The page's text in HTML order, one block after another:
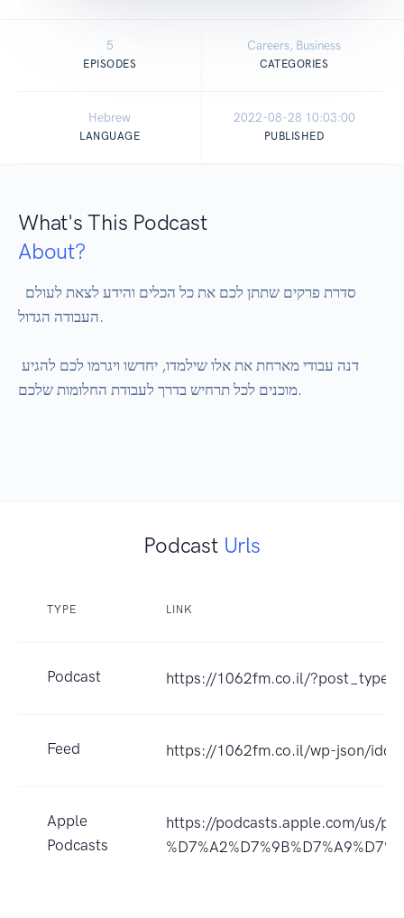
5
EPISODES
Careers, Business
CATEGORIES
Hebrew
LANGUAGE
2022-08-28 10:03:00
PUBLISHED
What's This Podcast
About?
העבודה הגדול.
מוכנים לכל תרחיש בדרך לעבודת החלומות שלכם.
Podcast Urls
TYPE LINK
Podcast https://1062fm.co.il/
Feed https://1062fm.co.il/wp-json/idc/
Apple
Podcasts
https://podcasts.apple.com/us/